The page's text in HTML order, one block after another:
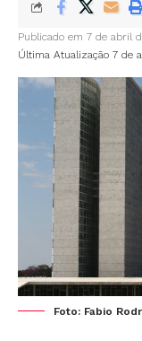
Última Atualização 7 de
Publicado em 7 de abril
Foto: Fabio